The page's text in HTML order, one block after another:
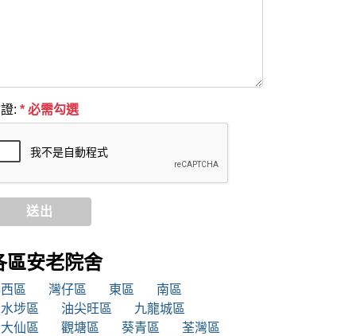
: * 必需勾選
送出
區安老院舍
區 灣仔區 東區
南區
埗區
油尖旺區
九龍城區
仙區
觀塘區 葵青區
荃灣區